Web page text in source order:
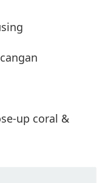
up coral &